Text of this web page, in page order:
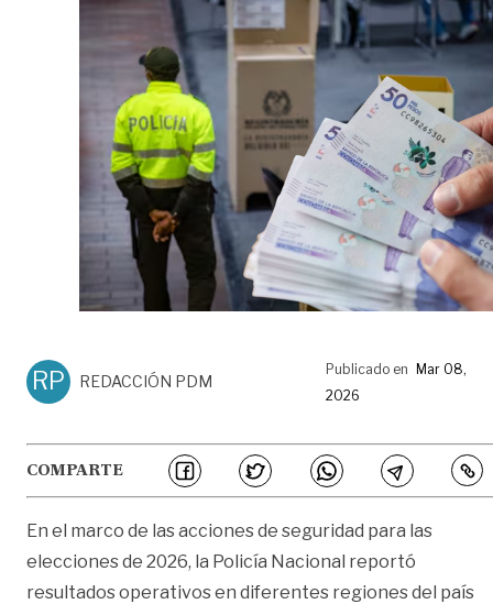
RP REDACCIÓN PDM
Publicado en Mar 08,
2026
COMPARTE
En el marco de las acciones de seguridad para las
elecciones de 2026, la Policía Nacional reportó
resultados operativos en diferentes regiones del país